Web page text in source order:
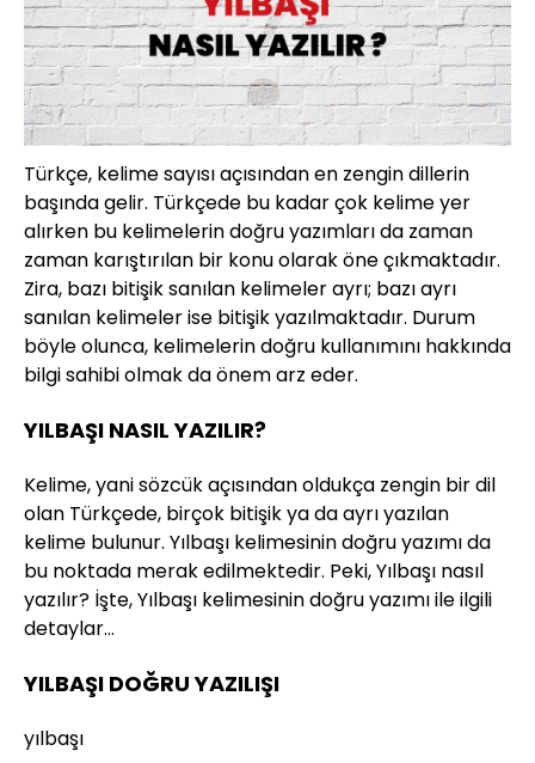
Türkçe, kelime sayısı açısından en zengin dillerin
başında gelir. Türkçede bu kadar çok kelime yer
alırken bu kelimelerin doğru yazımları da zaman
zaman karıştırılan bir konu olarak öne çıkmaktadır.
Zira, bazı bitişik sanılan kelimeler ayrı; bazı ayrı
sanılan kelimeler ise bitişik yazılmaktadır. Durum
böyle olunca, kelimelerin doğru kullanımını hakkında
bilgi sahibi olmak da önem arz eder.
YILBAŞI NASIL YAZILIR?
Kelime, yani sözcük açısından oldukça zengin bir dil
olan Türkçede, birçok bitişik ya da ayrı yazılan
kelime bulunur. Yılbaşı kelimesinin doğru yazımı da
bu noktada merak edilmektedir. Peki, Yılbaşı nasıl
yazılır? İşte, Yılbaşı kelimesinin doğru yazımı ile ilgili
detaylar…
YILBAŞI DOĞRU YAZILIŞI
yılbaşı